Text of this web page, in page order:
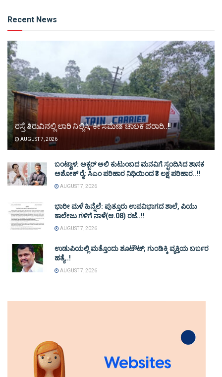
Recent News
ರಸ್ತೆ ತಿರುವಿನಲ್ಲಿ ಲಾರಿ ನಿಲ್ಲಿಸಿ, ಕೀ ಸಮೇತ ಚಾಲಕ ಪರಾರಿ..!!
AUGUST 7, 2026
ಬಂಟ್ವಾಳ: ಅಕ್ಬರ್ ಅಲಿ ಕುಟುಂಬದ ಮನವಿಗೆ ಸ್ಪಂದಿಸಿದ ಶಾಸಕ
ಅಶೋಕ್ ರೈ: ಸಿಎಂ ಪರಿಹಾರ ನಿಧಿಯಿಂದ ₹3 ಲಕ್ಷ ಪರಿಹಾರ..!!
AUGUST 7, 2026
ಭಾರೀ ಮಳೆ ಹಿನ್ನೆಲೆ: ಪುತ್ತೂರು ಉಪವಿಭಾಗದ ಶಾಲೆ, ಪಿಯು
ಕಾಲೇಜು ಗಳಿಗೆ ನಾಳೆ(ಆ.08) ರಜೆ..!!
AUGUST 7, 2026
ಉಡುಪಿಯಲ್ಲಿ ಮತ್ತೊಂದು ಶೂಟೌಟ್‌; ಗುಂಡಿಕ್ಕಿ ವ್ಯಕ್ತಿಯ ಬರ್ಬರ
ಹತ್ಯೆ..!
AUGUST 7, 2026